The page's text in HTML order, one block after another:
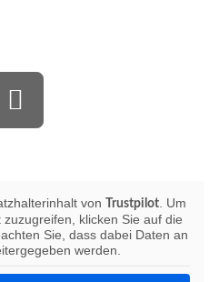
von Trustpilot . Um
klicken Sie auf die
Sie, dass dabei Daten an
werden.